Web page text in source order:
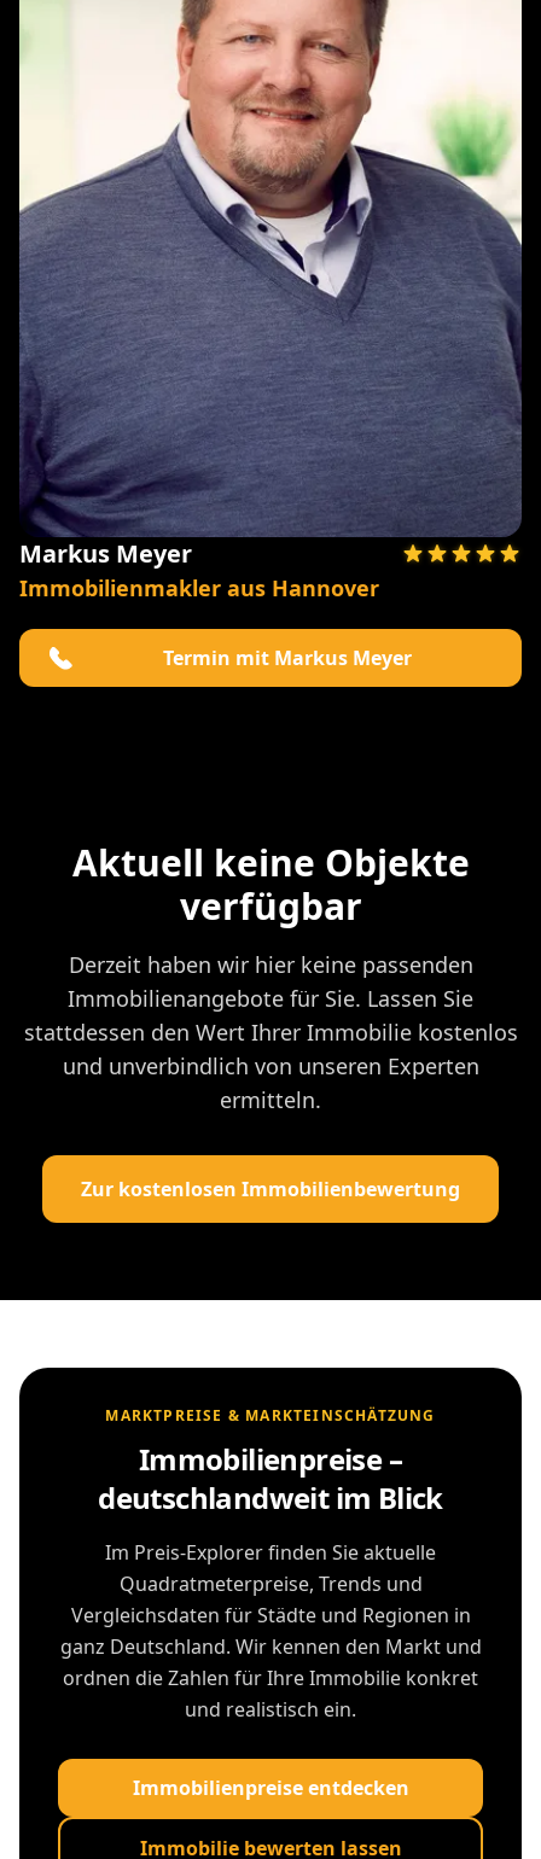
Markus Meyer
Immobilienmakler aus Hannover
Termin mit Markus Meyer
Aktuell keine Objekte
verfügbar
Derzeit haben wir hier keine passenden
Immobilienangebote für Sie. Lassen Sie
stattdessen den Wert Ihrer Immobilie kostenlos
und unverbindlich von unseren Experten
ermitteln.
Zur kostenlosen Immobilienbewertung
MARKTPREISE & MARKTEINSCHÄTZUNG
Immobilienpreise –
deutschlandweit im Blick
Im Preis-Explorer finden Sie aktuelle
Quadratmeterpreise, Trends und
Vergleichsdaten für Städte und Regionen in
ganz Deutschland. Wir kennen den Markt und
ordnen die Zahlen für Ihre Immobilie konkret
und realistisch ein.
Immobilienpreise entdecken
Immobilie bewerten lassen